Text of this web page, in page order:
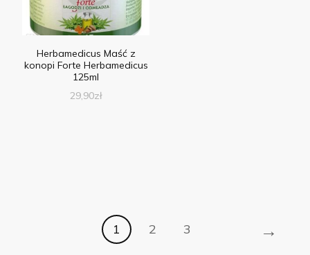
Herbamedicus Maść z
konopi Forte Herbamedicus
125ml
29,90zł
1 2 3 →